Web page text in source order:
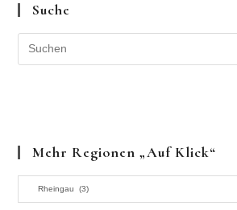
Suche
Mehr Regionen „auf Klick“
Mehr
Regionen
Rheingau (3)